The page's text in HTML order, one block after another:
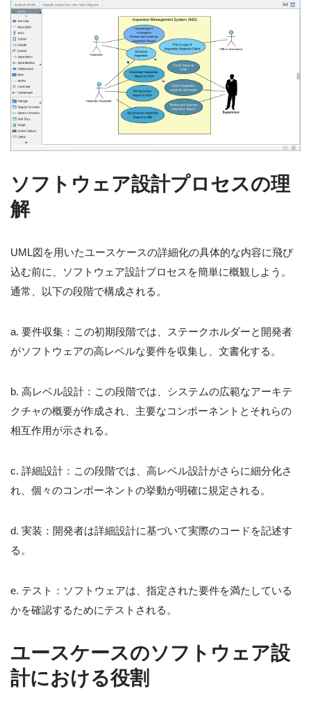
ソフトウェア設計プロセスの理
解
UML図を用いたユースケースの詳細化の具体的な内容に飛び
込む前に、ソフトウェア設計プロセスを簡単に概観しよう。
通常、以下の段階で構成される。
a. 要件収集：この初期段階では、ステークホルダーと開発者
がソフトウェアの高レベルな要件を収集し、文書化する。
b. 高レベル設計：この段階では、システムの広範なアーキテ
クチャの概要が作成され、主要なコンポーネントとそれらの
相互作用が示される。
c. 詳細設計：この段階では、高レベル設計がさらに細分化さ
れ、個々のコンポーネントの挙動が明確に規定される。
d. 実装：開発者は詳細設計に基づいて実際のコードを記述す
る。
e. テスト：ソフトウェアは、指定された要件を満たしている
かを確認するためにテストされる。
ユースケースのソフトウェア設
計における役割